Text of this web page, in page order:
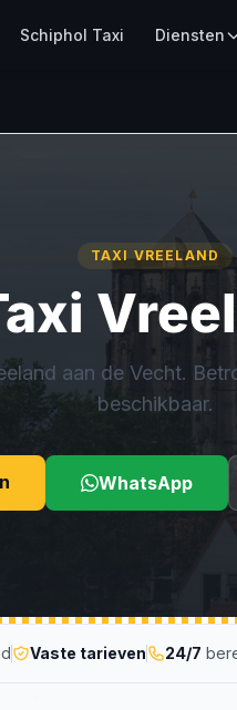
Schiphol Taxi Diensten
TAXI VREELAND
aan de Vecht.
beschikbaar.
WhatsApp
Vaste tarieven 24/7